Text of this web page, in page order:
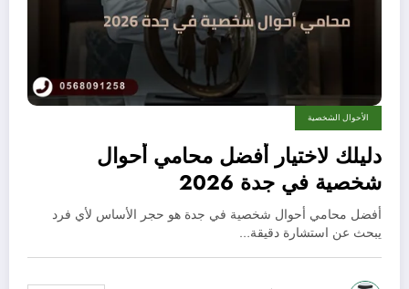
الأحوال الشخصية
دليلك لاختيار أفضل محامي أحوال
شخصية في جدة 2026
أفضل محامي أحوال شخصية في جدة هو حجر الأساس لأي فرد
يبحث عن استشارة دقيقة…